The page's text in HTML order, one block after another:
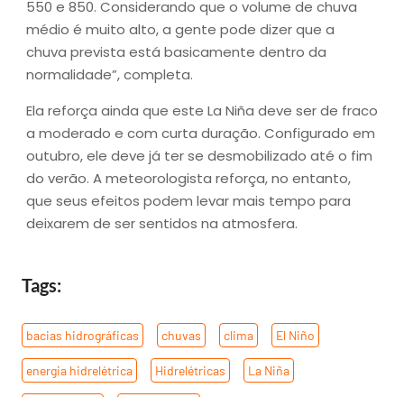
550 e 850. Considerando que o volume de chuva
médio é muito alto, a gente pode dizer que a
chuva prevista está basicamente dentro da
normalidade”, completa.
Ela reforça ainda que este La Niña deve ser de fraco
a moderado e com curta duração. Configurado em
outubro, ele deve já ter se desmobilizado até o fim
do verão. A meteorologista reforça, no entanto,
que seus efeitos podem levar mais tempo para
deixarem de ser sentidos na atmosfera.
Tags:
bacias hidrográficas chuvas clima El Niño
energia hidrelétrica Hidrelétricas La Niña